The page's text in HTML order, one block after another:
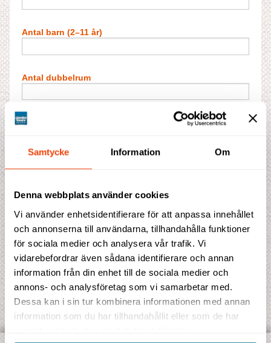
Samtycke Information Om
Denna webbplats använder cookies
Vi använder enhetsidentifierare för att anpassa innehållet
och annonserna till användarna, tillhandahålla funktioner
för sociala medier och analysera vår trafik. Vi
vidarebefordrar även sådana identifierare och annan
information från din enhet till de sociala medier och
annons- och analysföretag som vi samarbetar med.
Dessa kan i sin tur kombinera informationen med annan
information som du har tillhandahållit eller som de har
Antal barn (2–11 år)
Antal dubbelrum
Antal barn i extrabädd**
Antal enkelrum